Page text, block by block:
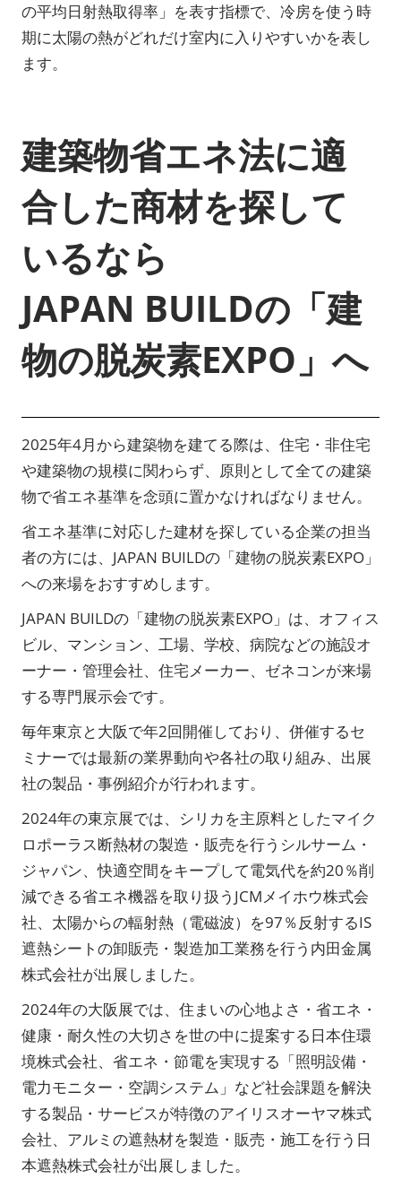
の平均日射熱取得率」を表す指標で、冷房を使う時
期に太陽の熱がどれだけ室内に入りやすいかを表し
ます。
建築物省エネ法に適
合した商材を探して
いるなら
JAPAN BUILDの「建
物の脱炭素EXPO」へ
2025年4月から建築物を建てる際は、住宅・非住宅
や建築物の規模に関わらず、原則として全ての建築
物で省エネ基準を念頭に置かなければなりません。
省エネ基準に対応した建材を探している企業の担当
者の方には、JAPAN BUILDの「建物の脱炭素EXPO」
への来場をおすすめします。
JAPAN BUILDの「建物の脱炭素EXPO」は、オフィス
ビル、マンション、工場、学校、病院などの施設オ
ーナー・管理会社、住宅メーカー、ゼネコンが来場
する専門展示会です。
毎年東京と大阪で年2回開催しており、併催するセ
ミナーでは最新の業界動向や各社の取り組み、出展
社の製品・事例紹介が行われます。
2024年の東京展では、シリカを主原料としたマイク
ロポーラス断熱材の製造・販売を行うシルサーム・
ジャパン、快適空間をキープして電気代を約20％削
減できる省エネ機器を取り扱うJCMメイホウ株式会
社、太陽からの輻射熱（電磁波）を97％反射するIS
遮熱シートの卸販売・製造加工業務を行う内田金属
株式会社が出展しました。
2024年の大阪展では、住まいの心地よさ・省エネ・
健康・耐久性の大切さを世の中に提案する日本住環
境株式会社、省エネ・節電を実現する「照明設備・
電力モニター・空調システム」など社会課題を解決
する製品・サービスが特徴のアイリスオーヤマ株式
会社、アルミの遮熱材を製造・販売・施工を行う日
本遮熱株式会社が出展しました。